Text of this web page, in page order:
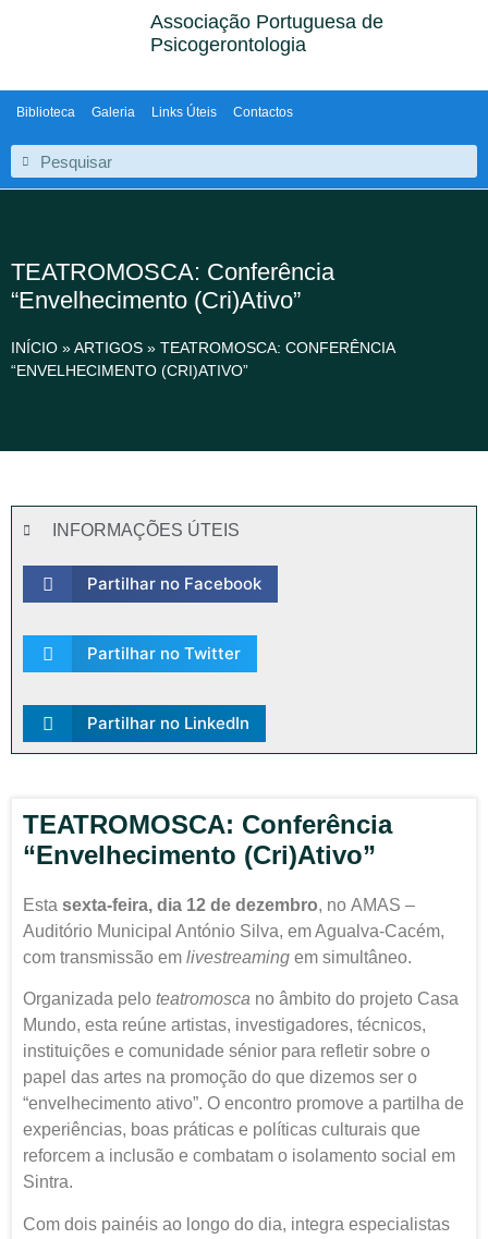
Associação Portuguesa de
Psicogerontologia
Biblioteca Galeria Links Úteis Contactos
TEATROMOSCA: Conferência
“Envelhecimento (Cri)Ativo”
INÍCIO »ARTIGOS » TEATROMOSCA: CONFERÊNCIA
“ENVELHECIMENTO (CRI)ATIVO”
INFORMAÇÕES ÚTEIS
Partilhar no Facebook
Partilhar no Twitter
Partilhar no LinkedIn
TEATROMOSCA: Conferência
“Envelhecimento (Cri)Ativo”
Esta sexta-feira, dia 12 de dezembro, no AMAS –
Auditório Municipal António Silva, em Agualva-Cacém,
com transmissão em livestreaming em simultâneo.
Organizada pelo teatromosca no âmbito do projeto Casa
Mundo, esta reúne artistas, investigadores, técnicos,
instituições e comunidade sénior para refletir sobre o
papel das artes na promoção do que dizemos ser o
“envelhecimento ativo”. O encontro promove a partilha de
experiências, boas práticas e políticas culturais que
reforcem a inclusão e combatam o isolamento social em
Sintra.
Com dois painéis ao longo do dia, integra especialistas